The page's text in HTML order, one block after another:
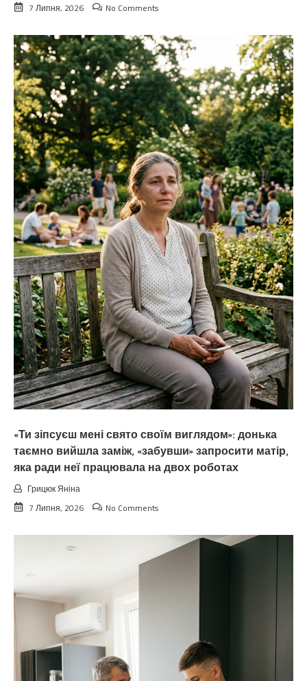
7 Липня, 2026
No Comments
«Ти зіпсуєш мені свято своїм виглядом»: донька
таємно вийшла заміж, «забувши» запросити матір,
яка ради неї працювала на двох роботах
Грицюк Яніна
7 Липня, 2026
No Comments